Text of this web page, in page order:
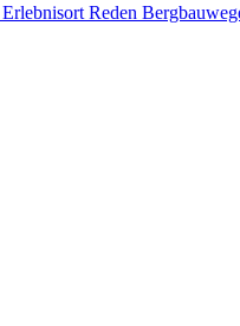
Erlebnisort Reden